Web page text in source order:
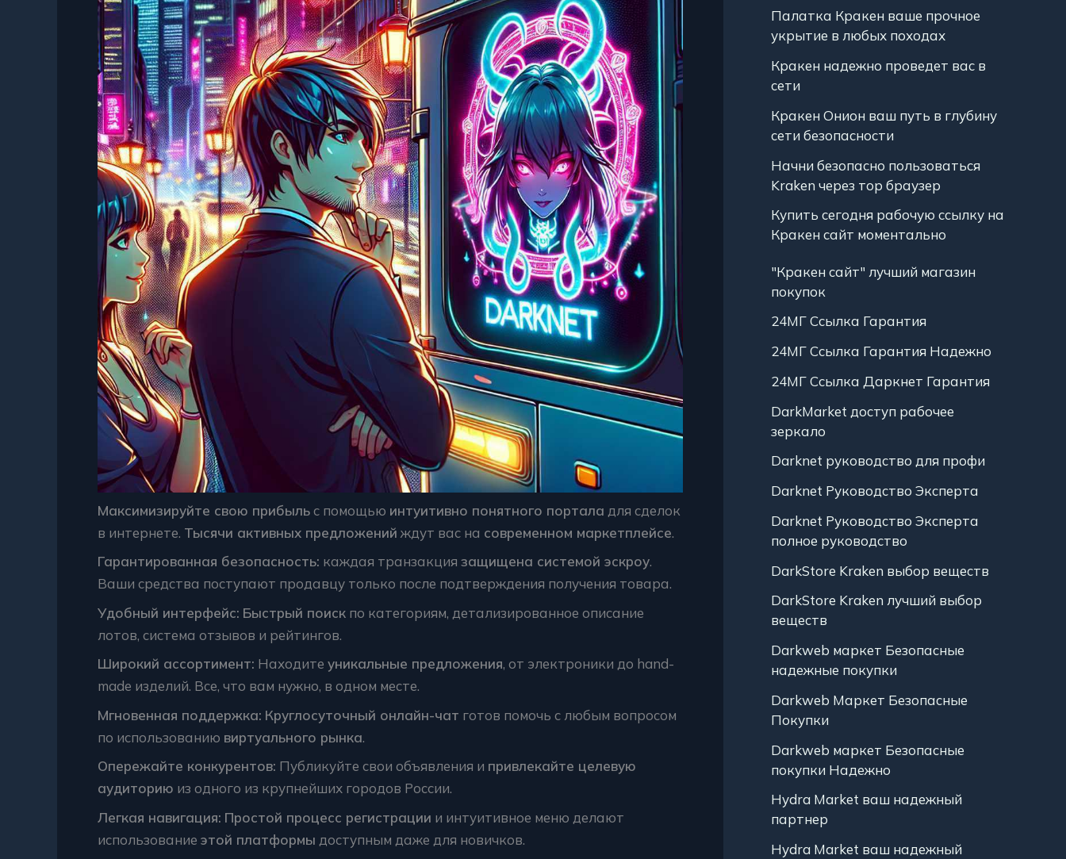
Максимизируйте свою прибыльс помощью интуитивно понятного портала для сделок
в интернете. Тысячи активных предложений ждут вас на современном маркетплейсе.
Гарантированная безопасность: каждая транзакция защищена системой эскроу.
Ваши средства поступают продавцу только после подтверждения получения товара.
Удобный интерфейс: Быстрый поиск по категориям, детализированное описание
лотов, система отзывов и рейтингов.
Широкий ассортимент: Находите уникальные предложения, от электроники до hand-
made изделий. Все, что вам нужно, в одном месте.
Мгновенная поддержка: Круглосуточный онлайн-чат готов помочь с любым вопросом
по использованию виртуального рынка.
Опережайте конкурентов: Публикуйте свои объявления и привлекайте целевую
аудиторию из одного из крупнейших городов России.
Легкая навигация: Простой процесс регистрации и интуитивное меню делают
использование этой платформы доступным даже для новичков.
Палатка Кракен ваше прочное
укрытие в любых походах
Кракен надежно проведет вас в
сети
Кракен Онион ваш путь в глубину
сети безопасности
Начни безопасно пользоваться
Kraken через тор браузер
Купить сегодня рабочую ссылку на
Кракен сайт моментально
"Кракен сайт" лучший магазин
покупок
24МГ Ссылка Гарантия
24МГ Ссылка Гарантия Надежно
24МГ Ссылка Даркнет Гарантия
DarkMarket доступ рабочее
зеркало
Darknet руководство для профи
Darknet Руководство Эксперта
Darknet Руководство Эксперта
полное руководство
DarkStore Kraken выбор веществ
DarkStore Kraken лучший выбор
веществ
Darkweb маркет Безопасные
надежные покупки
Darkweb Маркет Безопасные
Покупки
Darkweb маркет Безопасные
покупки Надежно
Hydra Market ваш надежный
партнер
Hydra Market ваш надежный